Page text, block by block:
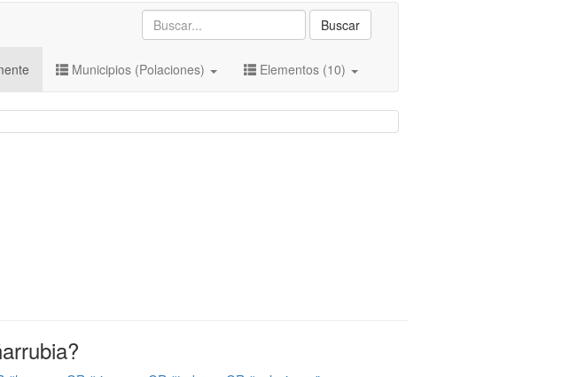
Buscar
Municipios (Polaciones) Elementos (10)